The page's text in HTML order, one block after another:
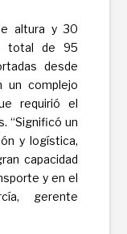
altura y 30
total de 95
desde
un complejo
requirió el
“Significó un
y logística,
capacidad
y en el
gerente